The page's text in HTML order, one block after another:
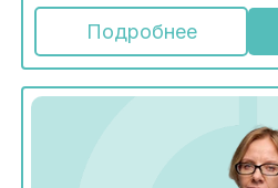
Подробнее